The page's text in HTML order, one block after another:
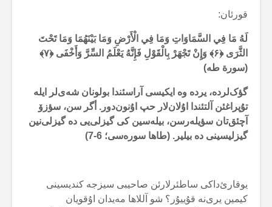
قورئان:
لَهُ مَا فِي السَّمَاوَاتِ وَمَا فِي الْأَرْضِ وَمَا بَيْنَهُمَا وَمَا تَحْتَ
الثَّرَى ﴿۶﴾ وَإِنْ تَجْهَرْ بِالْقَوْلِ فَإِنَّهُ يَعْلَمُ السِّرَّ وَأَخْفَى ﴿۷﴾
(سورة طە)
گؤک‌لردە، یردە وە ایکیسی آراسئندا بولونان شەی‌لر ایلە
تۇپراغئن آلتئندا اۇلان‌لار حپ اۇنون‌دور. أگر سن، سؤزۆ
آچئق‌تان سؤیلەرسن، بیلەسین کی گیزلی‌یی دە گیزلی‌نین
گیزلیسینی دە بیلیر. (طاها سورەسی؛ 6-7
)
یوقارئ‌داکی ساطئرلارئن صاحیبی سیزجە کندیسینی
کیمین یری‌نە قۇییۇر؟ شو آللاها مەیدان اۇقویان